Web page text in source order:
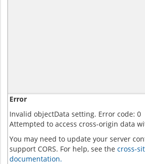
Error
Invalid objectData setting. Error code: 0
Attempted to access cross-origin data
You may need to update your server
support CORS. For help, see the cross-
documentation.